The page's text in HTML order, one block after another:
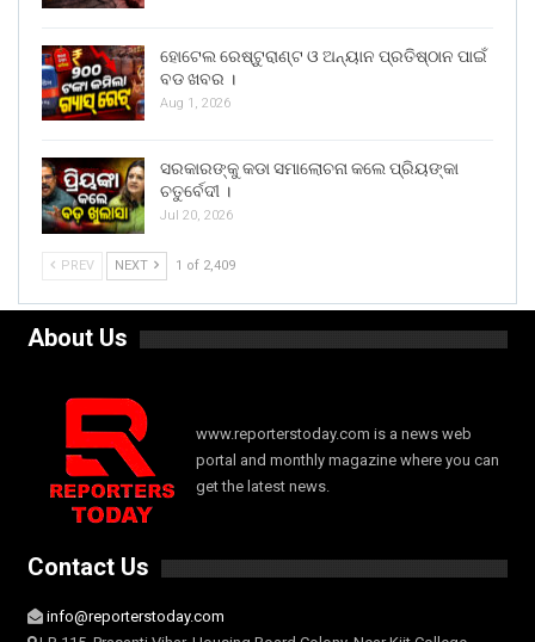
ହୋଟେଲ ରେଷ୍ଟୁରାଣ୍ଟ ଓ ଅନ୍ୟାନ ପ୍ରତିଷ୍ଠାନ ପାଇଁ
ବଡ ଖବର ।
Aug 1, 2026
ସରକାରଙ୍କୁ କଡା ସମାଲୋଚନା କଲେ ପ୍ରିୟଙ୍କା
ଚତୁର୍ବେଦୀ ।
Jul 20, 2026
PREV NEXT 1 of 2,409
About Us
www.reporterstoday.com is a news web
portal and monthly magazine where you can
get the latest news.
Contact Us
info@reporterstoday.com